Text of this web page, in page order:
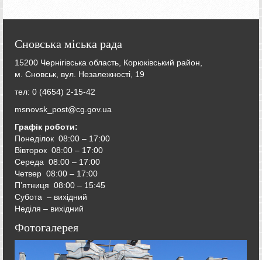
Сновська міська рада
15200 Чернігівська область, Корюківський район,
м. Сновськ, вул. Незалежності, 19
тел: 0 (4654) 2-15-42
msnovsk_post@cg.gov.ua
Графік роботи:
Понеділок 08:00 – 17:00
Вівторок 08:00 – 17:00
Середа 08:00 – 17:00
Четвер 08:00 – 17:00
П’ятниця 08:00 – 15:45
Субота – вихідний
Неділя – вихідний
Фотогалерея